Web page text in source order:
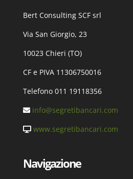
Bert Consulting SCF srl
Via San Giorgio, 23
10023 Chieri (TO)
CF e PIVA 11306750016
Telefono 011 19118356
info@segretibancari.com
www.segretibancari.com
Navigazione